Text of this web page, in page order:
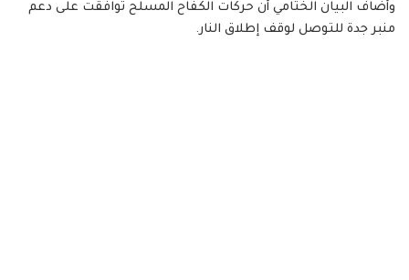
وأضاف البيان الختامي أن حركات الكفاح المسلح توافقت على دعم
منبر جدة للتوصل لوقف إطلاق النار.